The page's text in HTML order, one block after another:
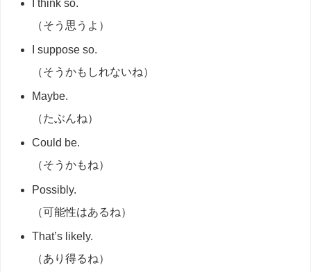
I think so.
（そう思うよ）
I suppose so.
（そうかもしれないね）
Maybe.
（たぶんね）
Could be.
（そうかもね）
Possibly.
（可能性はあるね）
That’s likely.
（あり得るね）